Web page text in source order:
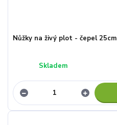
Nůžky na živý plot - čepel 25cm
Skladem